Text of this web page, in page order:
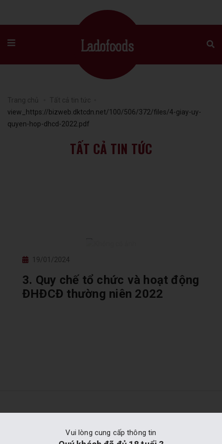
Trang chủ
Tất cả tin tức
view_https://bizweb.dktcdn.net/100/506/372/files/4-giay-uy-
quyen-hop-dhcd-2022.pdf
TẤT CẢ TIN TỨC
19/01/2024
3. Quy chế tổ chức và hoạt động
ĐHĐCĐ thường niên 2022
Hàng Chính Hãng
Vui lòng cung cấp thông tin